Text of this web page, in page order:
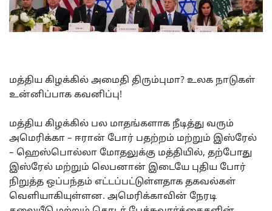
மத்திய கிழக்கில் அமைதி திரும்புமா? உலக நாடுகள்
உன்னிப்பாக கவனிப்பு!
மத்திய கிழக்கில் பல மாதங்களாக நீடித்து வரும்
அமெரிக்கா – ஈரான் போர் பதற்றம் மற்றும் இஸ்ரேல்
– ஹெஸ்பொல்லா மோதலுக்கு மத்தியில், தற்போது
இஸ்ரேல் மற்றும் லெபனான் இடையே புதிய போர்
நிறுத்த ஒப்பந்தம் எட்டப்பட்டுள்ளதாக தகவல்கள்
வெளியாகியுள்ளன. அமெரிக்காவின் நேரடி